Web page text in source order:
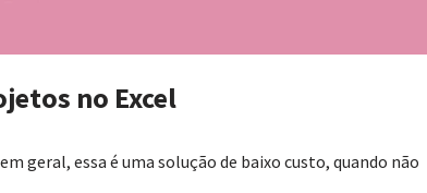
no Excel
geral, essa é uma solução de baixo custo, quando não